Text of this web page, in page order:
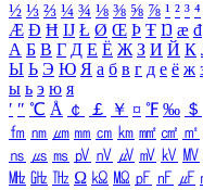
½ ⅓ ⅔ ¼ ¾ ⅛ ⅜ ⅝ ⅞ ¹ ² ³ ⁴
Æ Ð Ħ Ĳ Ł Ø Œ Þ Ŧ Ŋ æ đ
А Б В Г Д Е Ё Ж З И Й К
Ы Ь Э Ю Я а б в г д е ё ж
ы ь э ю я
′ ″ ℃ Å ￠ ￡ ￥ ¤ ℉ ‰ ＄
㎙ ㎚ ㎛ ㎜ ㎝ ㎞ ㎟ ㎠ ㎡
㎱ ㎲ ㎳ ㎴ ㎵ ㎶ ㎷ ㎸ ㎹
㎒ ㎓ ㎔ Ω ㏀ ㏁ ㎊ ㎋ ㎌